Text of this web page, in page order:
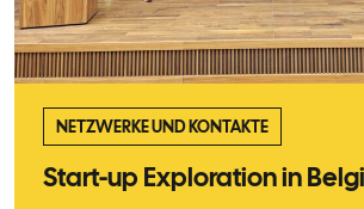
NETZWERKE UND KONTAKTE
Start-up Exploration in